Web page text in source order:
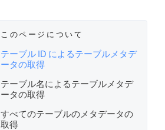
このページについて
テーブル ID によるテーブルメタデ
ータの取得
テーブル名によるテーブルメタデ
ータの取得
すべてのテーブルのメタデータの
取得